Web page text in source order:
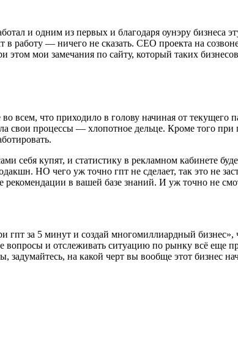
и одним из первых и благодаря оунэру бизнеса
работу — ничего не сказать. CEO проекта на
мои замечания по сайту, который таких
всем, что приходило в голову начиная от
свои процессы — хлопотное дельце. Кроме того
себя купят, и статистику в рекламном кабинете
НО чего уж точно гпт не сделает, так это не
рекомендации в вашей базе знаний. И уж точно не
гпт за 5 минут и создай многомиллиардный
и отслеживать ситуацию по рынку всё еще
задумайтесь, на какой черт вы вообще этот бизнес